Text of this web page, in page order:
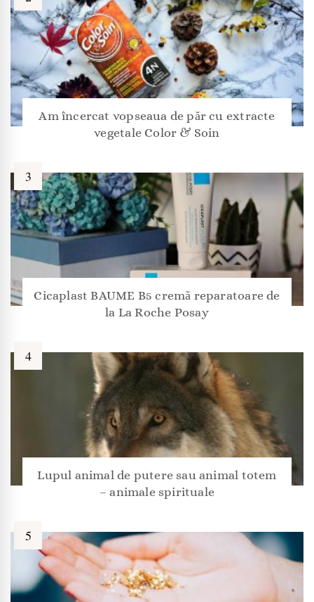
Am încercat vopseaua de păr cu extracte
vegetale Color & Soin
Cicaplast BAUME B5 cremă reparatoare de
la La Roche Posay
Lupul animal de putere sau animal totem
– animale spirituale